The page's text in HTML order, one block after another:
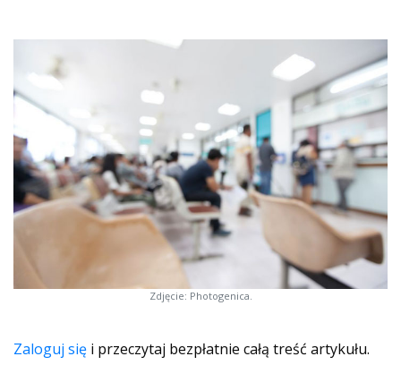
Zdjęcie: Photogenica.
Zaloguj się i przeczytaj bezpłatnie całą treść artykułu.